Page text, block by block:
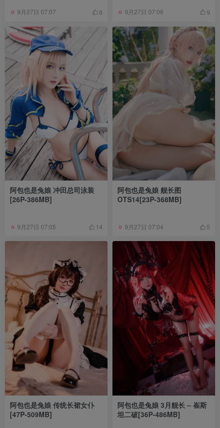
9月27日 07:07 6 9月27日 07:06 9
阿包也是兔娘 冲田总司泳装
[26P-386MB]
9月27日 07:05 14
阿包也是兔娘 舰长图
OTS14[23P-368MB]
9月27日 07:04 5
阿包也是兔娘 传统长裙女仆
[47P-509MB]
阿包也是兔娘 3月舰长 – 崔斯
坦二破[36P-486MB]